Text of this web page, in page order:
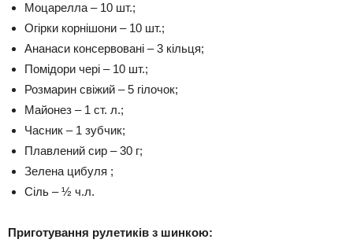
Моцарелла – 10 шт.;
Огірки корнішони – 10 шт.;
Ананаси консервовані – 3 кільця;
Помідори чері – 10 шт.;
Розмарин свіжий – 5 гілочок;
Майонез – 1 ст. л.;
Часник – 1 зубчик;
Плавлений сир – 30 г;
Зелена цибуля ;
Сіль – ½ ч.л.
Приготування рулетиків з шинкою: